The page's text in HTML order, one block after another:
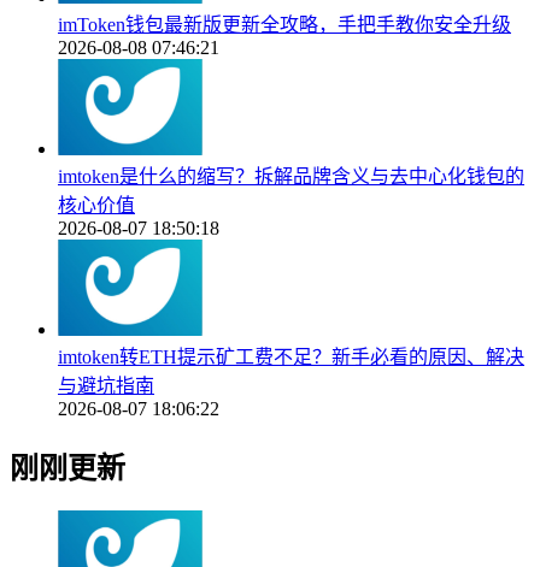
imToken钱包最新版更新全攻略，手把手教你安全升级
2026-08-08 07:46:21
imtoken是什么的缩写？拆解品牌含义与去中心化钱包的
核心价值
2026-08-07 18:50:18
imtoken转ETH提示矿工费不足？新手必看的原因、解决
与避坑指南
2026-08-07 18:06:22
刚刚更新